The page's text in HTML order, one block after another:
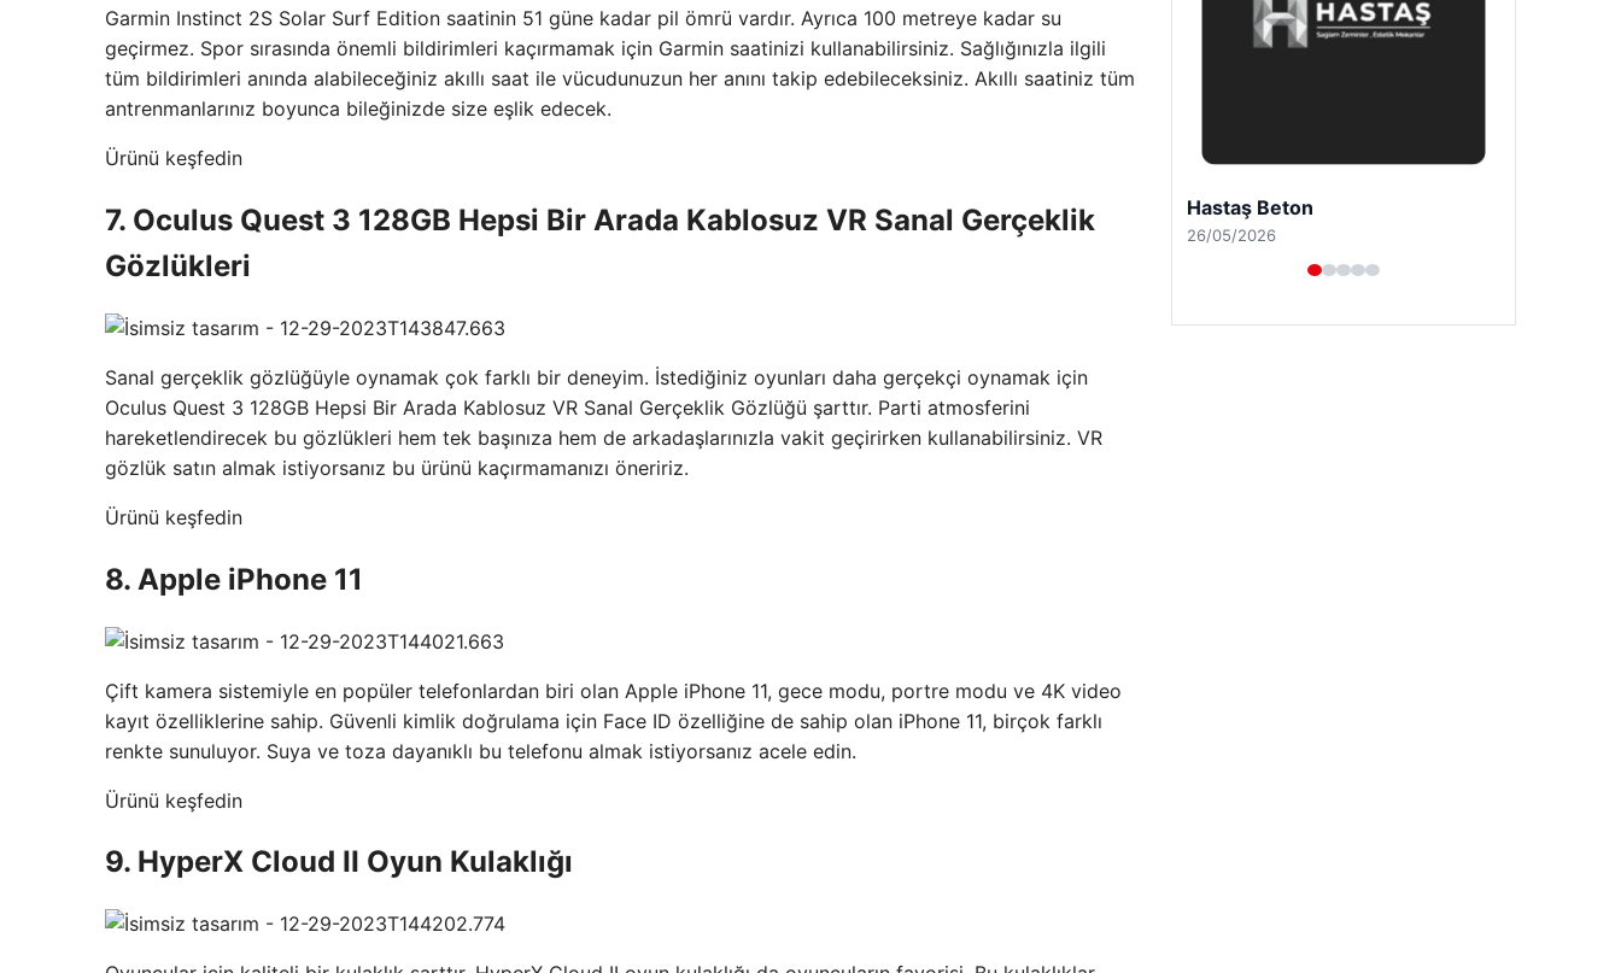
Garmin Instinct 2S Solar Surf Edition saatinin 51 güne kadar pil ömrü vardır. Ayrıca 100 metreye kadar su
geçirmez. Spor sırasında önemli bildirimleri kaçırmamak için Garmin saatinizi kullanabilirsiniz. Sağlığınızla ilgili
tüm bildirimleri anında alabileceğiniz akıllı saat ile vücudunuzun her anını takip edebileceksiniz. Akıllı saatiniz tüm
antrenmanlarınız boyunca bileğinizde size eşlik edecek.
Ürünü keşfedin
7. Oculus Quest 3 128GB Hepsi Bir Arada Kablosuz VR Sanal Gerçeklik
Gözlükleri
Sanal gerçeklik gözlüğüyle oynamak çok farklı bir deneyim. İstediğiniz oyunları daha gerçekçi oynamak için
Oculus Quest 3 128GB Hepsi Bir Arada Kablosuz VR Sanal Gerçeklik Gözlüğü şarttır. Parti atmosferini
hareketlendirecek bu gözlükleri hem tek başınıza hem de arkadaşlarınızla vakit geçirirken kullanabilirsiniz. VR
gözlük satın almak istiyorsanız bu ürünü kaçırmamanızı öneririz.
Ürünü keşfedin
8. Apple iPhone 11
Çift kamera sistemiyle en popüler telefonlardan biri olan Apple iPhone 11, gece modu, portre modu ve 4K video
kayıt özelliklerine sahip. Güvenli kimlik doğrulama için Face ID özelliğine de sahip olan iPhone 11, birçok farklı
renkte sunuluyor. Suya ve toza dayanıklı bu telefonu almak istiyorsanız acele edin.
Ürünü keşfedin
9. HyperX Cloud II Oyun Kulaklığı
Prenses Night Club
29/04/2026